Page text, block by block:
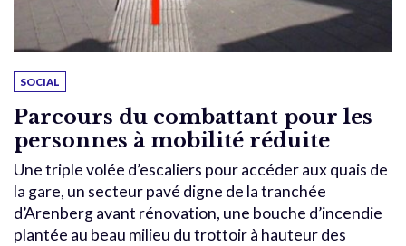
SOCIAL
Parcours du combattant pour les
personnes à mobilité réduite
Une triple volée d’escaliers pour accéder aux quais de
la gare, un secteur pavé digne de la tranchée
d’Arenberg avant rénovation, une bouche d’incendie
plantée au beau milieu du trottoir à hauteur des